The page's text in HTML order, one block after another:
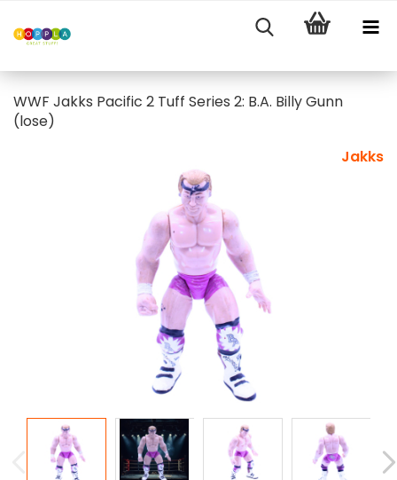
WWF Jakks Pacific 2 Tuff Series 2: B.A. Billy Gunn
(lose)
Jakks